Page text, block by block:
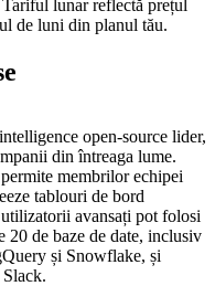
lunar reflectă prețul
de luni din planul tău.
open-source lider,
din întreaga lume.
membrilor echipei
tablouri de bord
avansați pot folosi
20 de baze de date, inclusiv
și Snowflake, și